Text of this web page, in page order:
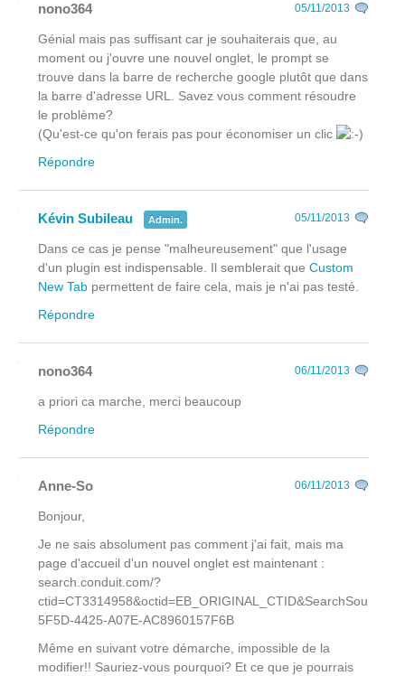
nono364 05/11/2013
Génial mais pas suffisant car je souhaiterais que, au
moment ou j'ouvre une nouvel onglet, le prompt se
trouve dans la barre de recherche google plutôt que dans
la barre d'adresse URL. Savez vous comment résoudre
le problème?
(Qu'est-ce qu'on ferais pas pour économiser un clic
Répondre
Kévin Subileau Admin. 05/11/2013
Dans ce cas je pense "malheureusement" que l'usage
d'un plugin est indispensable. Il semblerait que Custom
New Tab permettent de faire cela, mais je n'ai pas testé.
Répondre
nono364 06/11/2013
a priori ca marche, merci beaucoup
Répondre
Anne-So 06/11/2013
Bonjour,
Je ne sais absolument pas comment j'ai fait, mais ma
page d'accueil d'un nouvel onglet est maintenant :
search.conduit.com/?
5F5D-4425-A07E-AC8960157F6B
Même en suivant votre démarche, impossible de la
modifier!! Sauriez-vous pourquoi? Et ce que je pourrais